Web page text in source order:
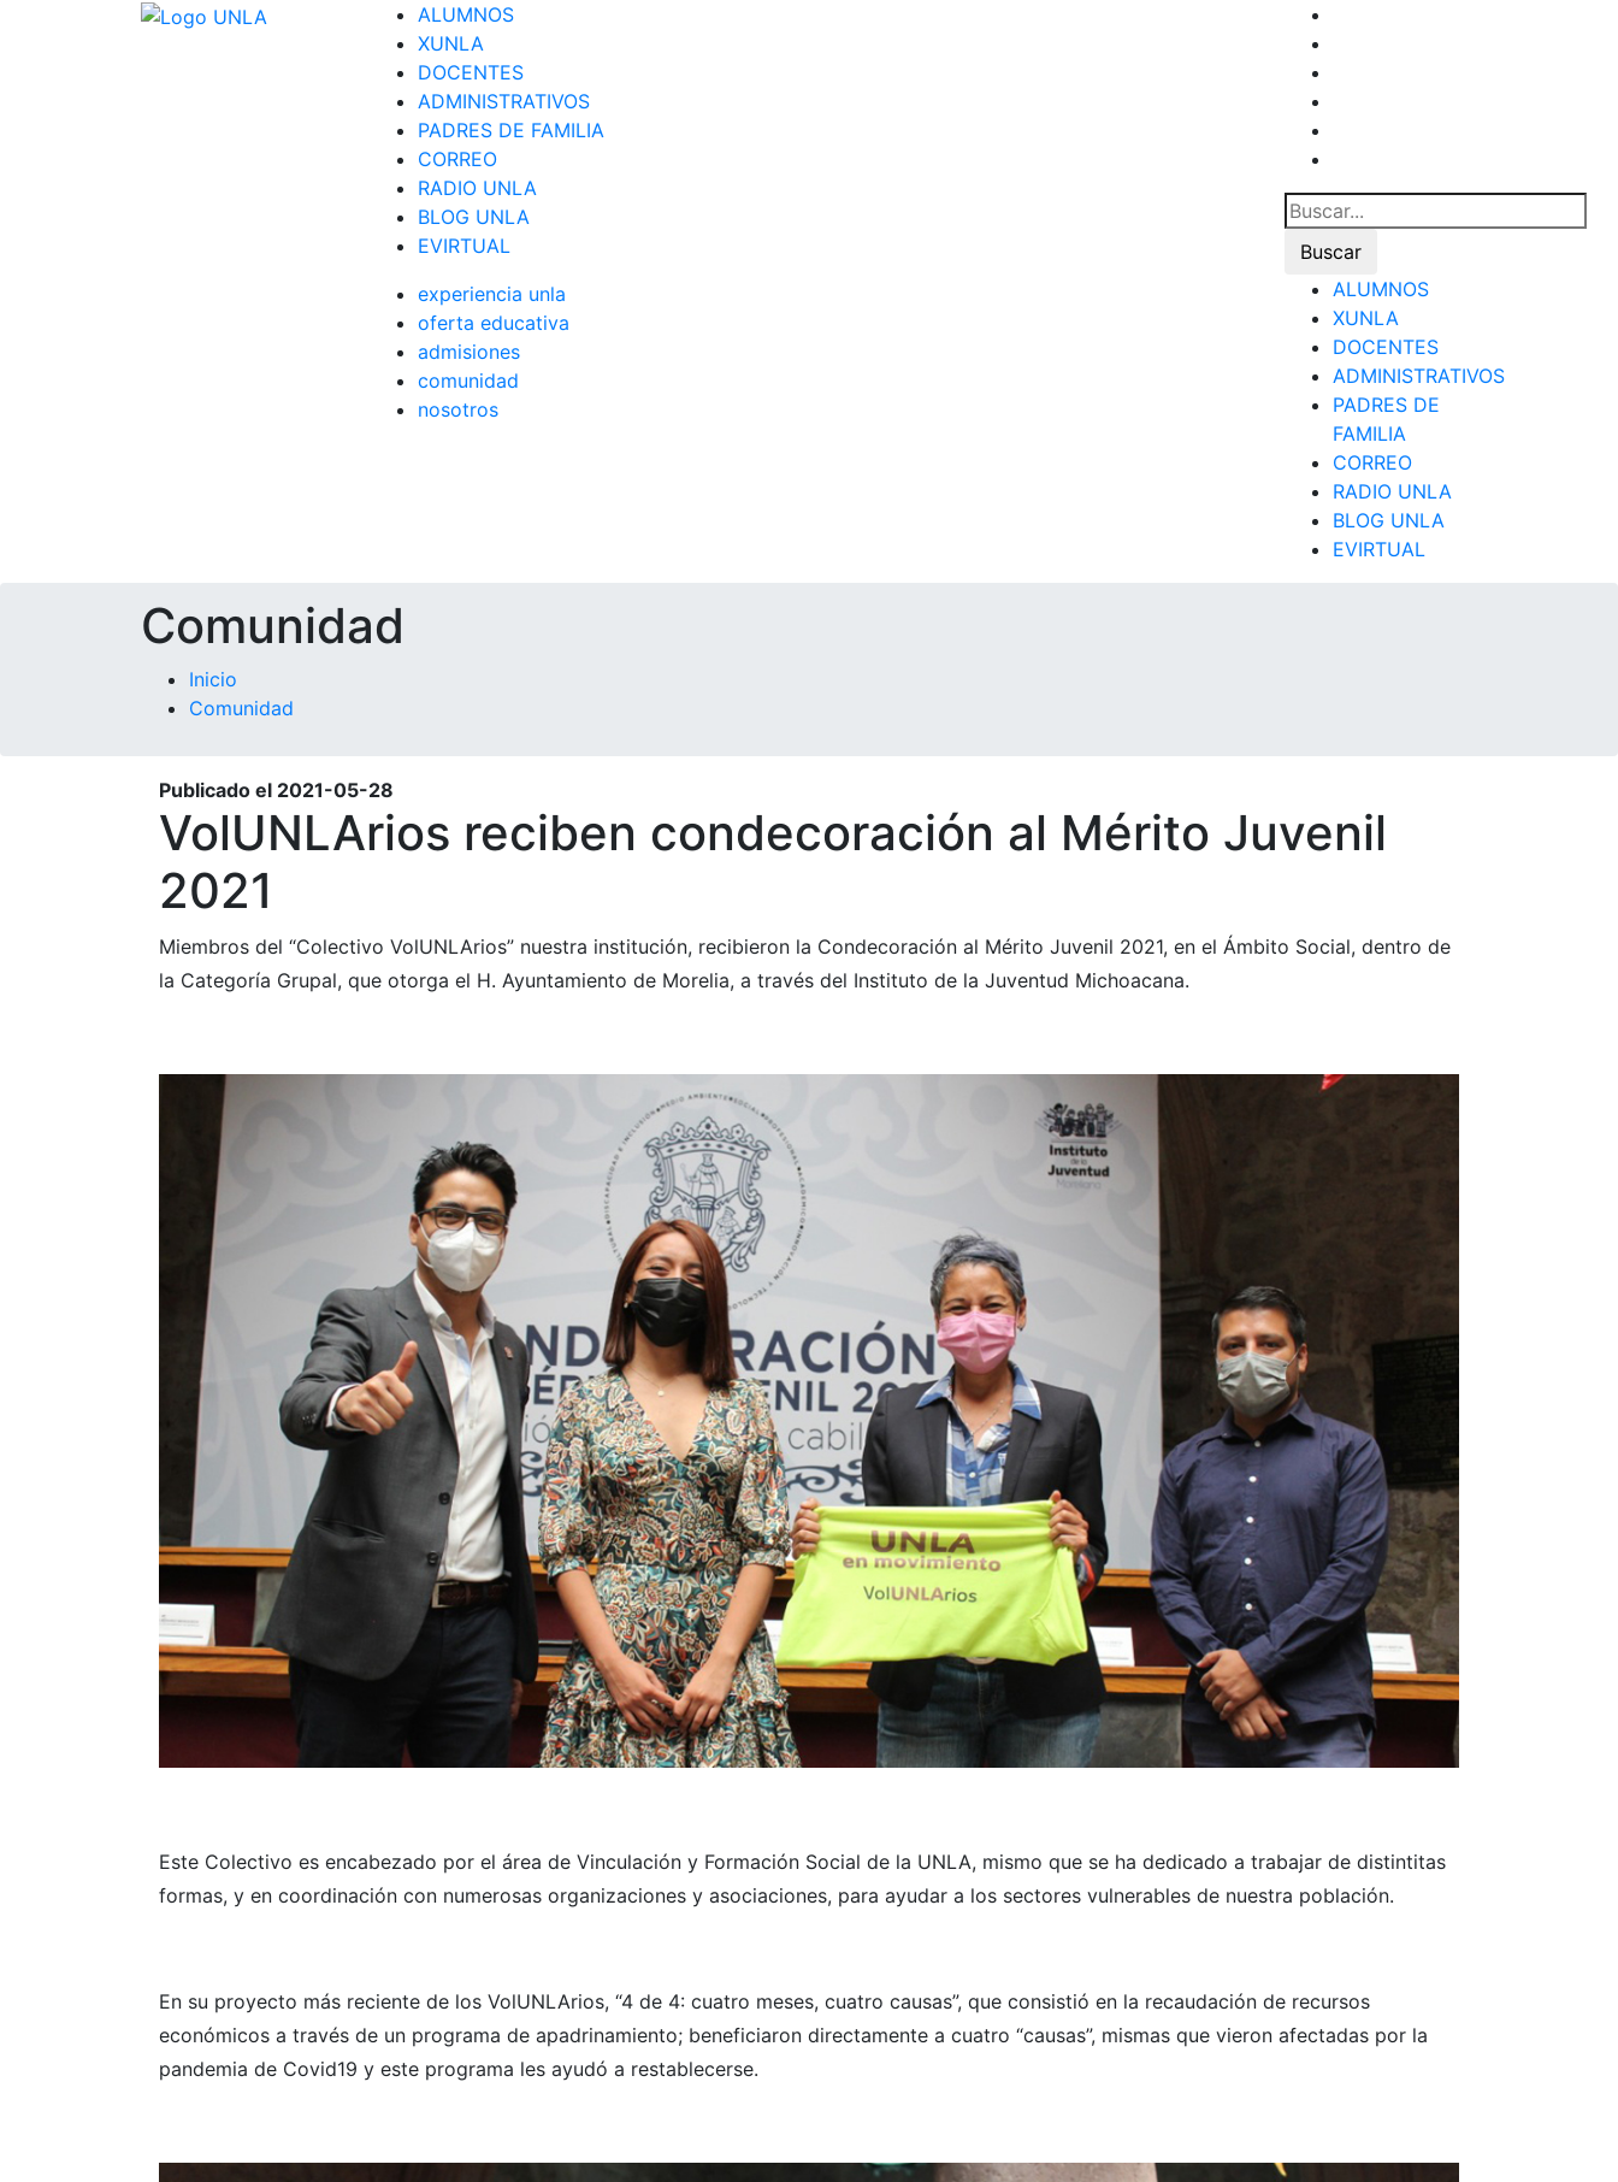
ALUMNOS
XUNLA
DOCENTES
ADMINISTRATIVOS
PADRES DE FAMILIA
CORREO
RADIO UNLA
BLOG UNLA
EVIRTUAL
experiencia unla
oferta educativa
admisiones
comunidad
nosotros
ALUMNOS
XUNLA
DOCENTES
ADMINISTRATIVOS
PADRES DE
FAMILIA
CORREO
RADIO UNLA
BLOG UNLA
EVIRTUAL
Comunidad
Inicio
Comunidad
Publicado el 2021-05-28
VolUNLArios reciben condecoración al Mérito Juvenil
2021
Miembros del “Colectivo VolUNLArios” nuestra institución, recibieron la Condecoración al Mérito Juvenil 2021, en el Ámbito Social, dentro de
la Categoría Grupal, que otorga el H. Ayuntamiento de Morelia, a través del Instituto de la Juventud Michoacana.
Este Colectivo es encabezado por el área de Vinculación y Formación Social de la UNLA, mismo que se ha dedicado a trabajar de distintitas
formas, y en coordinación con numerosas organizaciones y asociaciones, para ayudar a los sectores vulnerables de nuestra población.
En su proyecto más reciente de los VolUNLArios, “4 de 4: cuatro meses, cuatro causas”, que consistió en la recaudación de recursos
económicos a través de un programa de apadrinamiento; beneficiaron directamente a cuatro “causas”, mismas que vieron afectadas por la
pandemia de Covid19 y este programa les ayudó a restablecerse.